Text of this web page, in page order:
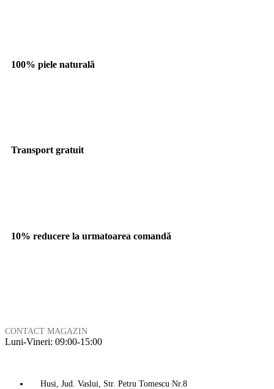
100% piele naturală
Transport gratuit
10% reducere la urmatoarea comandă
CONTACT MAGAZIN
Luni-Vineri: 09:00-15:00
Husi, Jud. Vaslui, Str. Petru Tomescu Nr.8